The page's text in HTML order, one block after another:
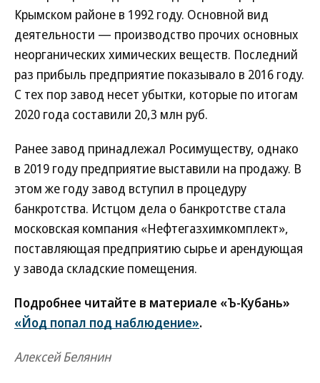
Крымском районе в 1992 году. Основной вид
деятельности — производство прочих основных
неорганических химических веществ. Последний
раз прибыль предприятие показывало в 2016 году.
С тех пор завод несет убытки, которые по итогам
2020 года составили 20,3 млн руб.
Ранее завод принадлежал Росимуществу, однако
в 2019 году предприятие выставили на продажу. В
этом же году завод вступил в процедуру
банкротства. Истцом дела о банкротстве стала
московская компания «Нефтегазхимкомплект»,
поставляющая предприятию сырье и арендующая
у завода складские помещения.
Подробнее читайте в материале «Ъ-Кубань»
«Йод попал под наблюдение».
Алексей Белянин